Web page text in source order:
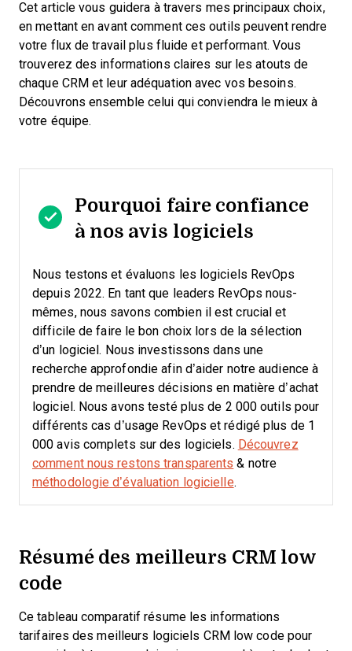
Cet article vous guidera à travers mes principaux choix,
en mettant en avant comment ces outils peuvent rendre
votre flux de travail plus fluide et performant. Vous
trouverez des informations claires sur les atouts de
chaque CRM et leur adéquation avec vos besoins.
Découvrons ensemble celui qui conviendra le mieux à
votre équipe.
Pourquoi faire confiance
à nos avis logiciels
Nous testons et évaluons les logiciels RevOps
depuis 2022. En tant que leaders RevOps nous-
mêmes, nous savons combien il est crucial et
difficile de faire le bon choix lors de la sélection
d’un logiciel. Nous investissons dans une
recherche approfondie afin d’aider notre audience à
prendre de meilleures décisions en matière d’achat
logiciel. Nous avons testé plus de 2 000 outils pour
différents cas d’usage RevOps et rédigé plus de 1
000 avis complets sur des logiciels. Découvrez
comment nous restons transparents & notre
méthodologie d’évaluation logicielle.
Résumé des meilleurs CRM low
code
Ce tableau comparatif résume les informations
tarifaires des meilleurs logiciels CRM low code pour